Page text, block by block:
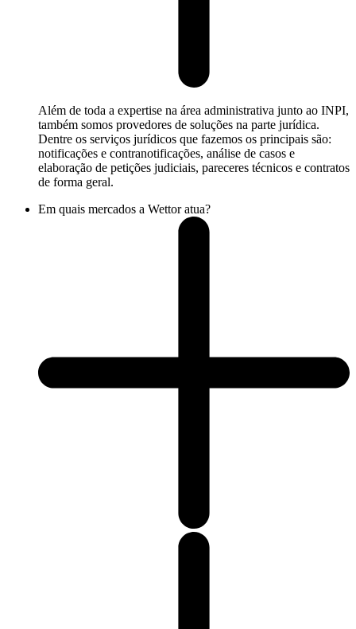
Além de toda a expertise na área administrativa junto ao INPI,
também somos provedores de soluções na parte jurídica.
Dentre os serviços jurídicos que fazemos os principais são:
notificações e contranotificações, análise de casos e
elaboração de petições judiciais, pareceres técnicos e contratos
de forma geral.
Em quais mercados a Wettor atua?